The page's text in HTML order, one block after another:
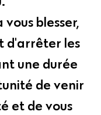
blesser,
d'arrêter les
une durée
de venir
et de vous